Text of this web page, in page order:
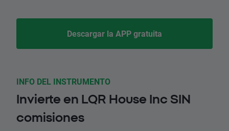
Descargar la APP gratuita
INFO DEL INSTRUMENTO
Invierte en LQR House Inc SIN
comisiones